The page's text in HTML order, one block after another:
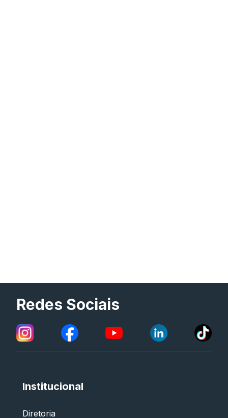
Redes Sociais
Institucional
Diretoria